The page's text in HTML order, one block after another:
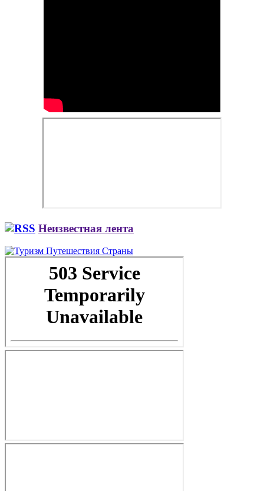
Неизвестная лента